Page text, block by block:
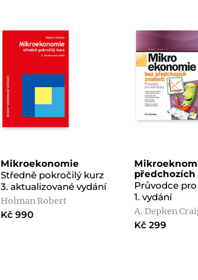
Mikroekonomie
Středně pokročilý kurz
3. aktualizované vydání
Holman Robert
Kč 990
předchozích
Průvodce pro
1. vydání
A. Depken
Kč 299